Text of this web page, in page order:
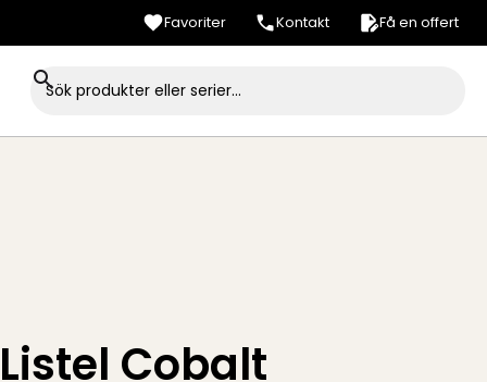
Favoriter Kontakt Få en offert
Cobalt